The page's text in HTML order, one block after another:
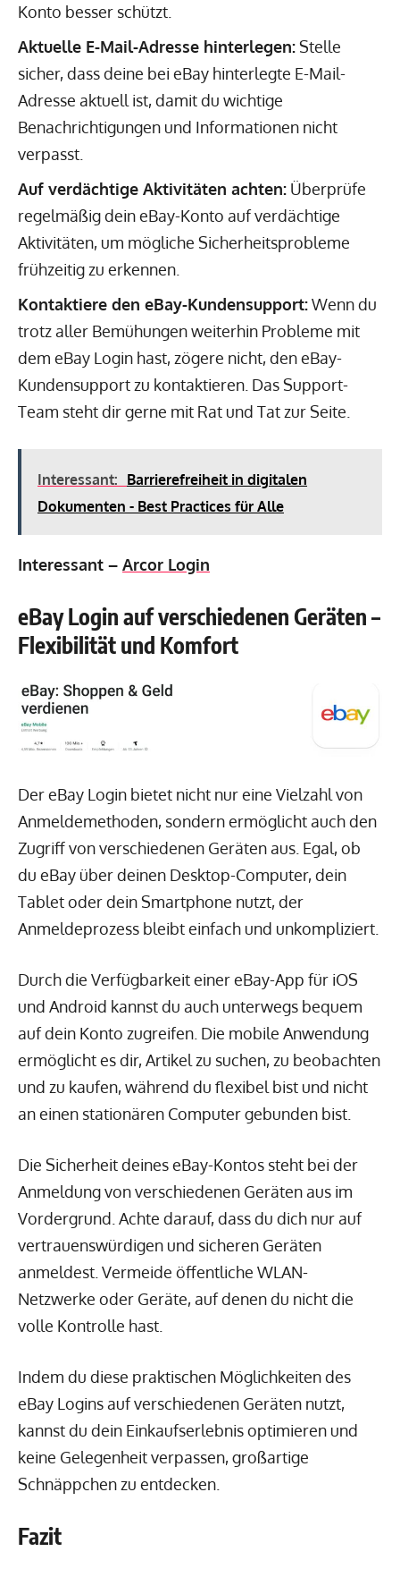
Konto besser schützt.
Aktuelle E-Mail-Adresse hinterlegen:Stelle
sicher, dass deine bei eBay hinterlegte E-Mail-
Adresse aktuell ist, damit du wichtige
Benachrichtigungen und Informationen nicht
verpasst.
Auf verdächtige Aktivitäten achten: Überprüfe
regelmäßig dein eBay-Konto auf verdächtige
Aktivitäten, um mögliche Sicherheitsprobleme
frühzeitig zu erkennen.
Kontaktiere den eBay-Kundensupport:Wenn du
trotz aller Bemühungen weiterhin Probleme mit
dem eBay Login hast, zögere nicht, den eBay-
Kundensupport zu kontaktieren. Das Support-
Team steht dir gerne mit Rat und Tat zur Seite.
Interessant: Barrierefreiheit in digitalen
Dokumenten - Best Practices für Alle
Interessant – Arcor Login
eBay Login auf verschiedenen Geräten –
Flexibilität und Komfort
Der eBay Login bietet nicht nur eine Vielzahl von
Anmeldemethoden, sondern ermöglicht auch den
Zugriff von verschiedenen Geräten aus. Egal, ob
du eBay über deinen Desktop-Computer, dein
Tablet oder dein Smartphone nutzt, der
Anmeldeprozess bleibt einfach und unkompliziert.
Durch die Verfügbarkeit einer eBay-App für iOS
und Android kannst du auch unterwegs bequem
auf dein Konto zugreifen. Die mobile Anwendung
ermöglicht es dir, Artikel zu suchen, zu beobachten
und zu kaufen, während du flexibel bist und nicht
an einen stationären Computer gebunden bist.
Die Sicherheit deines eBay-Kontos steht bei der
Anmeldung von verschiedenen Geräten aus im
Vordergrund. Achte darauf, dass du dich nur auf
vertrauenswürdigen und sicheren Geräten
anmeldest. Vermeide öffentliche WLAN-
Netzwerke oder Geräte, auf denen du nicht die
volle Kontrolle hast.
Indem du diese praktischen Möglichkeiten des
eBay Logins auf verschiedenen Geräten nutzt,
kannst du dein Einkaufserlebnis optimieren und
keine Gelegenheit verpassen, großartige
Schnäppchen zu entdecken.
Fazit